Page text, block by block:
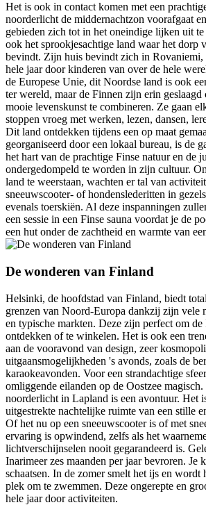
Het is ook in contact komen met een
noorderlicht de middernachtzon voorafgaat
gebieden zich tot in het oneindige lijken uit
ook het sprookjesachtige land waar het dorp
bevindt. Zijn huis bevindt zich in
hele jaar door kinderen van over de hele
de Europese Unie, dit Noordse land is ook
ter wereld, maar de Finnen zijn erin geslaagd
mooie levenskunst te combineren. Ze gaan
stoppen vroeg met werken, lezen, dansen,
Dit land ontdekken tijdens een op maat
georganiseerd door een lokaal bureau, is de
het hart van de prachtige Finse natuur en de
ondergedompeld te worden in zijn cultuur.
land te weerstaan, wachten er tal van
sneeuwscooter- of hondenslederitten in
evenals toerskiën. Al deze inspanningen
een sessie in een Finse sauna voordat je de
een hut onder de zachtheid en warmte van
De wonderen van Finland
Helsinki, de hoofdstad van Finland, biedt
grenzen van Noord-Europa dankzij zijn vele
en typische markten. Deze zijn perfect om de
ontdekken of te winkelen. Het is ook een
aan de vooravond van design, zeer
uitgaansmogelijkheden 's avonds, zoals de
karaokeavonden. Voor een strandachtige
omliggende eilanden op de Oostzee
noorderlicht in Lapland is een avontuur. Het
uitgestrekte nachtelijke ruimte van een stille
Of het nu op een sneeuwscooter is of met
ervaring is opwindend, zelfs als het
lichtverschijnselen nooit gegarandeerd is.
Inarimeer zes maanden per jaar bevroren. Je
schaatsen. In de zomer smelt het ijs en wordt
plek om te zwemmen. Deze ongerepte en
hele jaar door activiteiten.